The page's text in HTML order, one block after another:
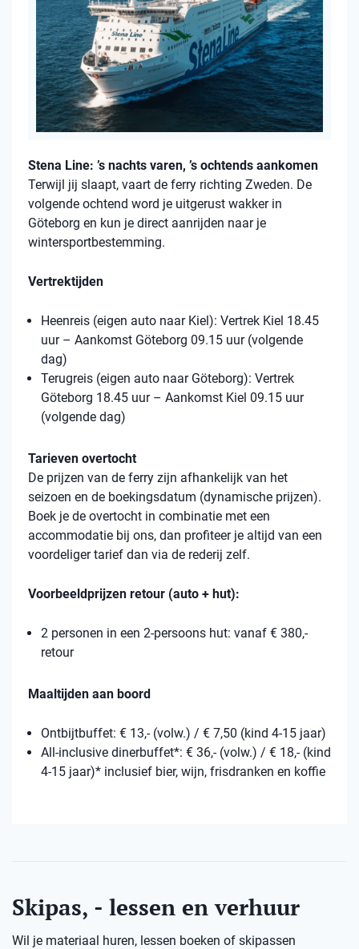
Stena Line: ’s nachts varen, ’s ochtends aankomen
Terwijl jij slaapt, vaart de ferry richting Zweden. De
volgende ochtend word je uitgerust wakker in
Göteborg en kun je direct aanrijden naar je
wintersportbestemming.
Vertrektijden
Heenreis (eigen auto naar Kiel): Vertrek Kiel 18.45
uur – Aankomst Göteborg 09.15 uur (volgende
dag)
Terugreis (eigen auto naar Göteborg): Vertrek
Göteborg 18.45 uur – Aankomst Kiel 09.15 uur
(volgende dag)
Tarieven overtocht
De prijzen van de ferry zijn afhankelijk van het
seizoen en de boekingsdatum (dynamische prijzen).
Boek je de overtocht in combinatie met een
accommodatie bij ons, dan profiteer je altijd van een
voordeliger tarief dan via de rederij zelf.
Voorbeeldprijzen retour (auto + hut):
2 personen in een 2-persoons hut: vanaf € 380,-
retour
Maaltijden aan boord
Ontbijtbuffet: € 13,- (volw.) / € 7,50 (kind 4-15 jaar)
All-inclusive dinerbuffet*: € 36,- (volw.) / € 18,- (kind
4-15 jaar)* inclusief bier, wijn, frisdranken en koffie
Skipas, - lessen en verhuur
Wil je materiaal huren, lessen boeken of skipassen